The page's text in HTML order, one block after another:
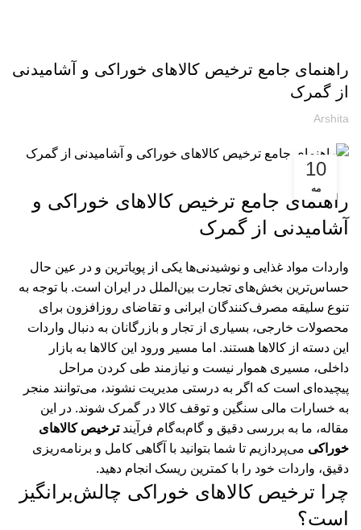
راهنمای جامع ترخیص کالاهای خوراکی و آشامیدنی
از گمرک
Arshita
10
مه
راهنمای جامع ترخیص کالاهای خوراکی و
آشامیدنی از گمرک
واردات مواد غذایی و نوشیدنی‌ها یکی از پویاترین و در عین حال
حساس‌ترین بخش‌های تجارت بین‌الملل در ایران است. با توجه به
تنوع سلیقه مصرف‌کنندگان ایرانی و تقاضای روزافزون برای
محصولات خارجی، بسیاری از تجار و بازرگانان به دنبال واردات
این دسته از کالاها هستند. اما مسیر ورود این کالاها به بازار
داخلی، مسیری هموار نیست و نیازمند طی کردن مراحل
پیچیده‌ای است که اگر به درستی مدیریت نشوند، می‌توانند منجر
به خسارات مالی سنگین و توقف کالا در گمرک شوند. در این
مقاله، ما به بررسی دقیق و گام‌به‌گام فرآیندترخیص کالاهای
خوراکی می‌پردازیم تا شما بتوانید با آگاهی کامل و برنامه‌ریزی
دقیق، واردات خود را با کمترین ریسک انجام دهید.
چرا ترخیص کالاهای خوراکی چالش‌برانگیز
است؟